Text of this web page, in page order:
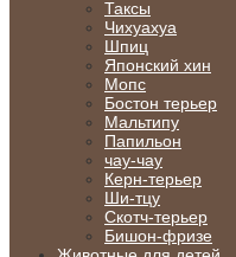
Таксы
Чихуахуа
Шпиц
Японский хин
Мопс
Бостон терьер
Мальтипу
Папильон
чау-чау
Керн-терьер
Ши-тцу
Скотч-терьер
Бишон-фризе